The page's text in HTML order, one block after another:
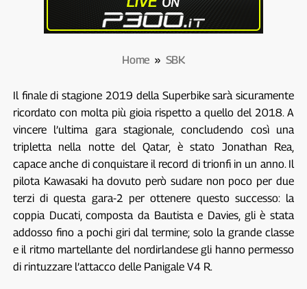
Home » SBK
Il finale di stagione 2019 della Superbike sarà sicuramente
ricordato con molta più gioia rispetto a quello del 2018. A
vincere l’ultima gara stagionale, concludendo così una
tripletta nella notte del Qatar, è stato Jonathan Rea,
capace anche di conquistare il record di trionfi in un anno. Il
pilota Kawasaki ha dovuto però sudare non poco per due
terzi di questa gara-2 per ottenere questo successo: la
coppia Ducati, composta da Bautista e Davies, gli è stata
addosso fino a pochi giri dal termine; solo la grande classe
e il ritmo martellante del nordirlandese gli hanno permesso
di rintuzzare l’attacco delle Panigale V4 R.